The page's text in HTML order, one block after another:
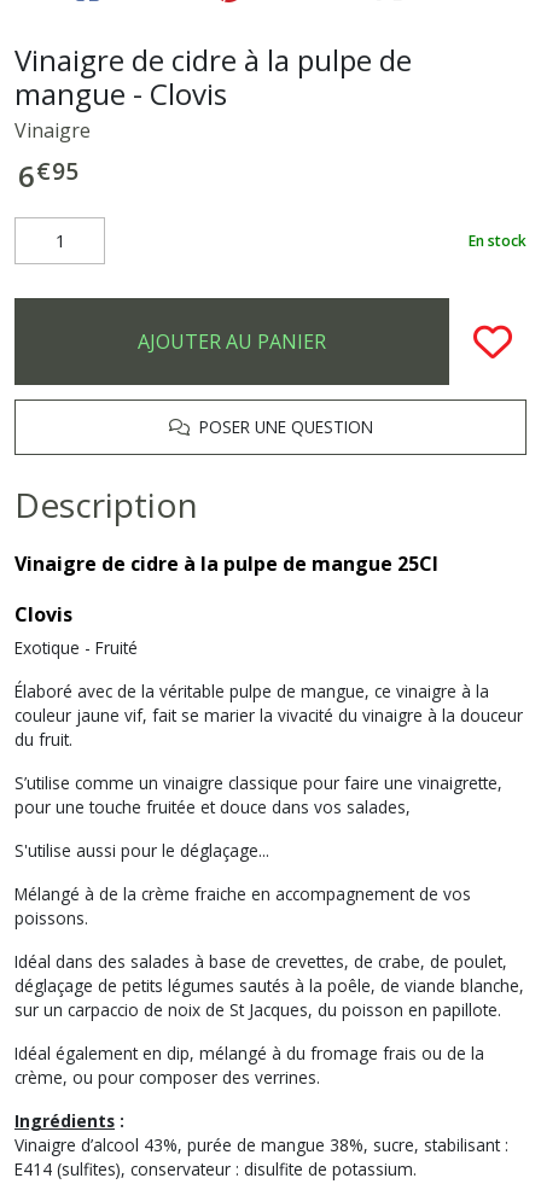
Vinaigre de cidre à la pulpe de
mangue - Clovis
Vinaigre
6€95
En stock
AJOUTER AU PANIER
POSER UNE QUESTION
Description
Vinaigre de cidre à la pulpe de mangue 25Cl
Clovis
Exotique - Fruité
Élaboré avec de la véritable pulpe de mangue, ce vinaigre à la
couleur jaune vif, fait se marier la vivacité du vinaigre à la douceur
du fruit.
S’utilise comme un vinaigre classique pour faire une vinaigrette,
pour une touche fruitée et douce dans vos salades,
S'utilise aussi pour le déglaçage...
Mélangé à de la crème fraiche en accompagnement de vos
poissons.
Idéal dans des salades à base de crevettes, de crabe, de poulet,
déglaçage de petits légumes sautés à la poêle, de viande blanche,
sur un carpaccio de noix de St Jacques, du poisson en papillote.
Idéal également en dip, mélangé à du fromage frais ou de la
crème, ou pour composer des verrines.
Ingrédients :
Vinaigre d’alcool 43%, purée de mangue 38%, sucre, stabilisant :
E414 (sulfites), conservateur : disulfite de potassium.